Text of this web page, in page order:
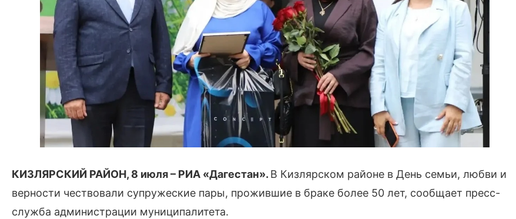
КИЗЛЯРСКИЙ РАЙОН, 8 июля – РИА «Дагестан». В Кизлярском районе в День семьи, любви и
верности чествовали супружеские пары, прожившие в браке более 50 лет, сообщает пресс-
служба администрации муниципалитета.